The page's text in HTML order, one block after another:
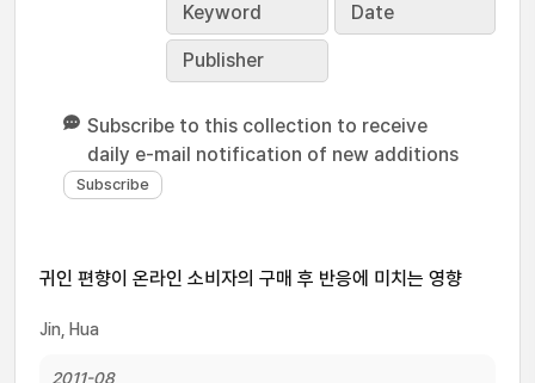
Keyword Date
Publisher
Subscribe to this collection to receive
daily e-mail notification of new additions
귀인 편향이 온라인 소비자의 구매 후 반응에 미치는 영향
Jin, Hua
2011-08